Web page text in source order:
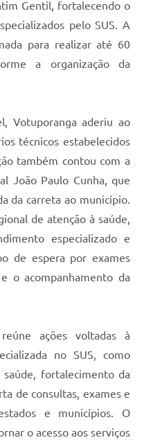
Gentil, fortalecendo o
pelo SUS. A
para realizar até 60
a organização da
Votuporanga aderiu ao
técnicos estabelecidos
também contou com a
João Paulo Cunha, que
da carreta ao município.
de atenção à saúde,
especializado e
de espera por exames
o acompanhamento da
ações voltadas à
no SUS, como
fortalecimento da
de consultas, exames e
e municípios. O
o acesso aos serviços